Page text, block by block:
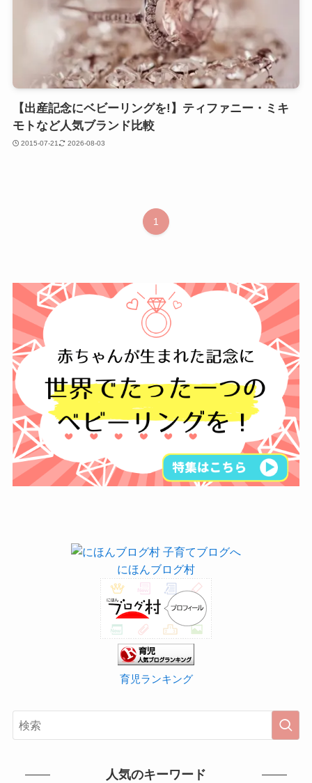
【出産記念にベビーリングを!】ティファニー・ミキ
モトなど人気ブランド比較
2015-07-21 2026-08-03
1
にほんブログ村
育児ランキング
人気のキーワード